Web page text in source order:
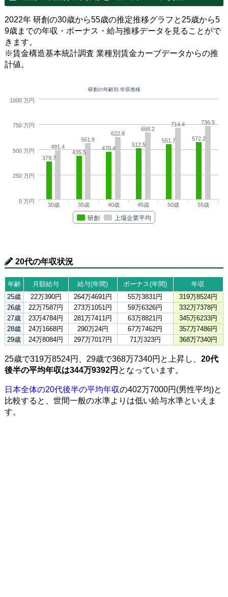
2022年 研創の30歳から55歳の推定推移グラフと25歳から5
9歳までの年収・ボーナス・給与推移データを見ることがで
きます。
※賃金構造基本統計調査 業種別賃金カーブデータからの推
計値。
研創の年齢別 年収推移
379.7
435.5
479.4
512.5
551.7
572.2
491.4
561.9
622.8
668.2
714.4 736.5
研創 上場企業平均
30歳 35歳 40歳 45歳 50歳 55歳
0 万円
250 万円
500 万円
750 万円
1000 万円
20代の年収状況
年齢 月額給与 給与(年間) ボーナス(年間)
年収
25歳
22万390円 264万4691円 55万3831円
319万8524円
26歳
22万7587円 273万1051円 59万6326円
332万7378円
27歳
23万4784円 281万7411円 63万8821円
345万6233円
28歳
24万1668円 290万24円 67万7462円
357万7486円
29歳
24万8084円 297万7017円 71万323円 368万7340円
25歳で319万8524円、29歳で368万7340円と上昇し、 20代
後半の平均年収は344万9392円 となっています。
日本全体の20代後半の平均年収の402万7000円(男性平均)と
比較すると、世間一般の水準よりは低い給与水準といえま
す。